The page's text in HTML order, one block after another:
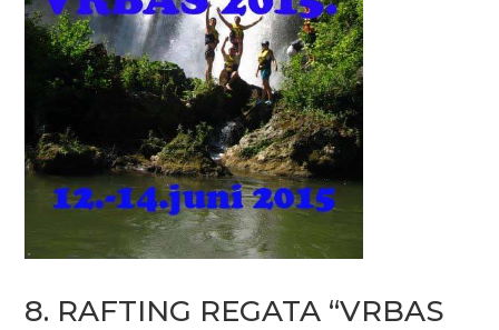
8. RAFTING REGATA “VRBAS